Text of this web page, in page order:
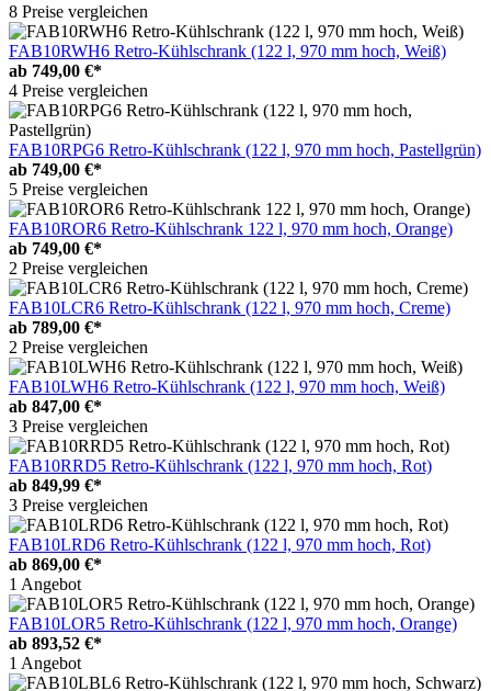
8 Preise vergleichen
FAB10RWH6 Retro-Kühlschrank (122 l, 970 mm hoch, Weiß)
ab 749,00 €*
4 Preise vergleichen
FAB10RPG6 Retro-Kühlschrank (122 l, 970 mm hoch, Pastellgrün)
ab 749,00 €*
5 Preise vergleichen
FAB10ROR6 Retro-Kühlschrank 122 l, 970 mm hoch, Orange)
ab 749,00 €*
2 Preise vergleichen
FAB10LCR6 Retro-Kühlschrank (122 l, 970 mm hoch, Creme)
ab 789,00 €*
2 Preise vergleichen
FAB10LWH6 Retro-Kühlschrank (122 l, 970 mm hoch, Weiß)
ab 847,00 €*
3 Preise vergleichen
FAB10RRD5 Retro-Kühlschrank (122 l, 970 mm hoch, Rot)
ab 849,99 €*
3 Preise vergleichen
FAB10LRD6 Retro-Kühlschrank (122 l, 970 mm hoch, Rot)
ab 869,00 €*
1 Angebot
FAB10LOR5 Retro-Kühlschrank (122 l, 970 mm hoch, Orange)
ab 893,52 €*
1 Angebot